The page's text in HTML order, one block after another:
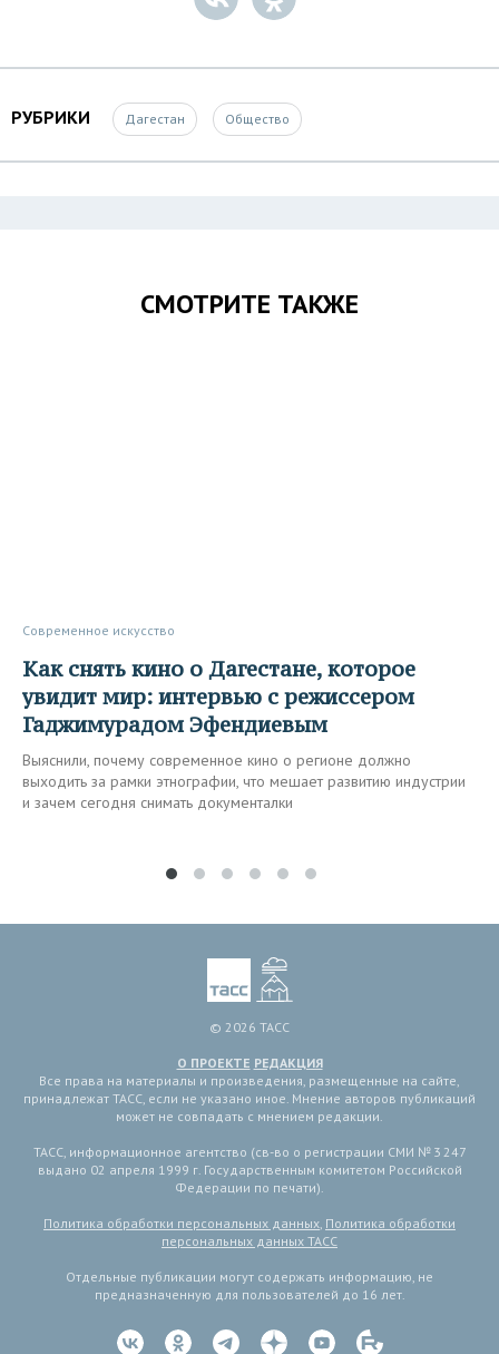
РУБРИКИ Дагестан Общество
СМОТРИТЕ ТАКЖЕ
Современное искусство
Как снять кино о Дагестане, которое
увидит мир: интервью с режиссером
Гаджимурадом Эфендиевым
Выяснили, почему современное кино о регионе должно
выходить за рамки этнографии, что мешает развитию индустрии
и зачем сегодня снимать документалки
© 2026 ТАСС
О ПРОЕКТЕ РЕДАКЦИЯ
Все права на материалы и произведения, размещенные на сайте,
принадлежат ТАСС, если не указано иное. Мнение авторов публикаций
может не совпадать с мнением редакции.
ТАСС, информационное агентство (св-во о регистрации СМИ № 3 247
выдано 02 апреля 1999 г. Государственным комитетом Российской
Федерации по печати).
Политика обработки персональных данных, Политика обработки
персональных данных ТАСС
Отдельные публикации могут содержать информацию, не
предназначенную для пользователей до 16 лет.